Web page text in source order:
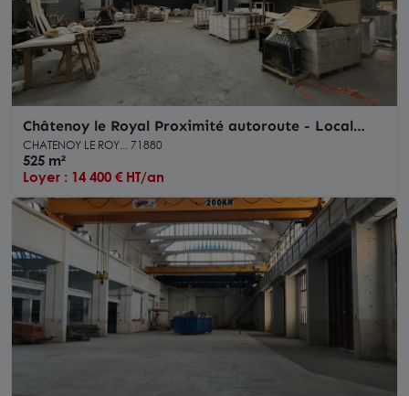
Châtenoy le Royal Proximité autoroute - Local
d'activité à louer
CHATENOY LE ROY... 71880
525 m²
Loyer : 14 400 € HT/an